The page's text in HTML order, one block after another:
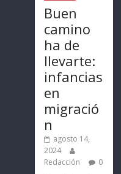
Buen
camino
ha de
llevarte:
infancias
en
migració
n
agosto 14,
2024
Redacción
0